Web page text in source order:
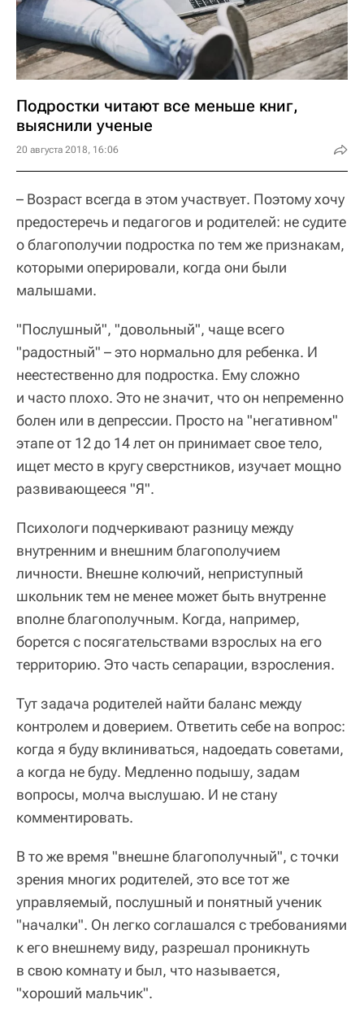
Подростки читают все меньше книг,
выяснили ученые
20 августа 2018, 16:06
– Возраст всегда в этом участвует. Поэтому хочу
предостеречь и педагогов и родителей: не судите
о благополучии подростка по тем же признакам,
которыми оперировали, когда они были
малышами.
"Послушный", "довольный", чаще всего
"радостный" – это нормально для ребенка. И
неестественно для подростка. Ему сложно
и часто плохо. Это не значит, что он непременно
болен или в депрессии. Просто на "негативном"
этапе от 12 до 14 лет он принимает свое тело,
ищет место в кругу сверстников, изучает мощно
развивающееся "Я".
Психологи подчеркивают разницу между
внутренним и внешним благополучием
личности. Внешне колючий, неприступный
школьник тем не менее может быть внутренне
вполне благополучным. Когда, например,
борется с посягательствами взрослых на его
территорию. Это часть сепарации, взросления.
Тут задача родителей найти баланс между
контролем и доверием. Ответить себе на вопрос:
когда я буду вклиниваться, надоедать советами,
а когда не буду. Медленно подышу, задам
вопросы, молча выслушаю. И не стану
комментировать.
В то же время "внешне благополучный", с точки
зрения многих родителей, это все тот же
управляемый, послушный и понятный ученик
"началки". Он легко соглашался с требованиями
к его внешнему виду, разрешал проникнуть
в свою комнату и был, что называется,
"хороший мальчик".